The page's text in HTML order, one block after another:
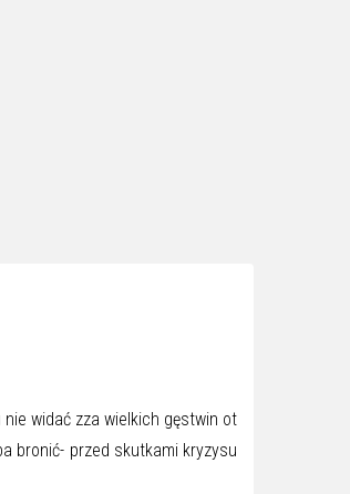
widać zza wielkich gęstwin ot
bronić- przed skutkami kryzysu